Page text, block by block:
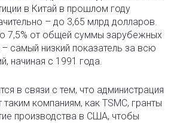
в Китай в прошлом году
– до 3,65 млрд долларов.
7,5% от общей суммы зарубежных
самый низкий показатель за всю
начиная с 1991 года.
в связи с тем, что администрация
компаниям, как TSMC, гранты
производства в США, чтобы